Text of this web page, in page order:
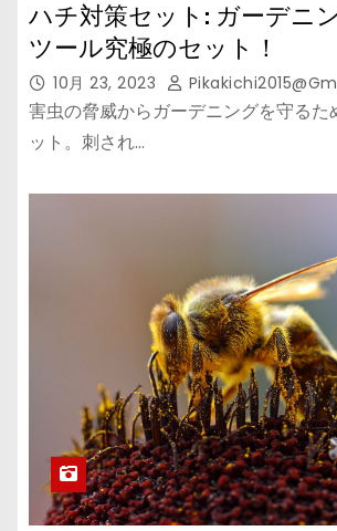
ハチ対策セット: ガーデニ
ツール究極のセット！
10月 23, 2023
害虫の脅威からガーデニングを守るた
ット。刺され…